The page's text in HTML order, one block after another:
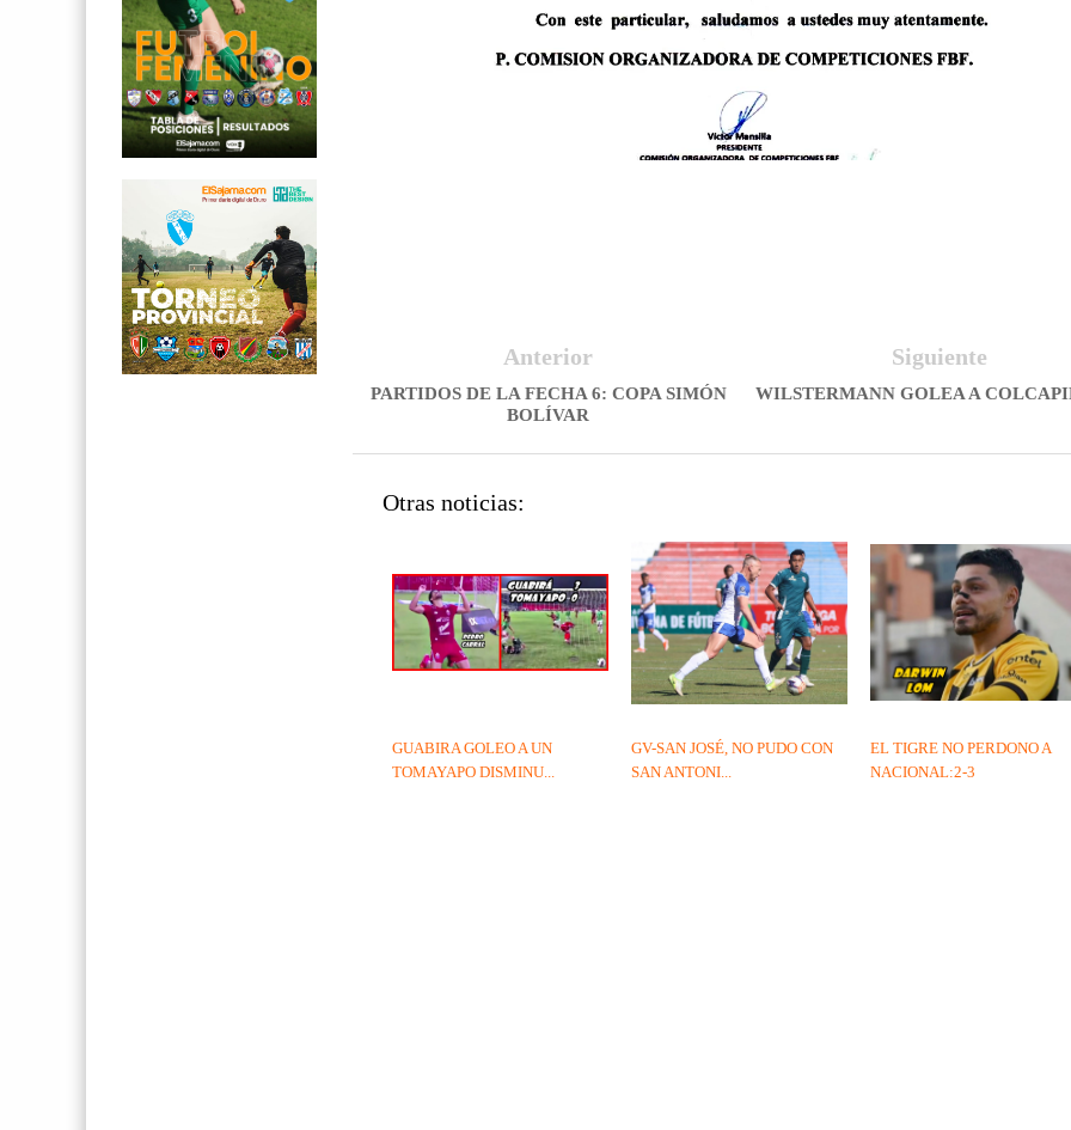
Siguiente
WILSTERMANN GOLEA A
Anterior
PARTIDOS DE LA FECHA 6: COPA SIMÓN
BOLÍVAR
Otras noticias:
EL TIGRE NO PERDONO A
NACIONAL:2-3
GV-SAN JOSÉ, NO PUDO CON
SAN ANTONI...
GUABIRA GOLEO A UN
TOMAYAPO DISMINU...